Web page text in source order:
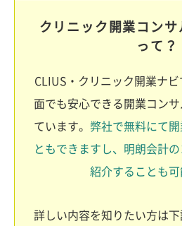
クリニック開業コンサ
って？
CLIUS・クリニック開業ナ
面でも安心できる開業コン
ています。 弊社で無料にて
ともできますし、明朗会計
紹介することも可
詳しい内容を知りたい方は